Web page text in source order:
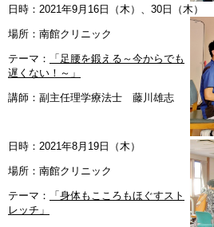
日時：2021年9月16日（木）、30日（木）
場所：南館クリニック
テーマ：
「足腰を鍛える～今からでも
遅くない！～」
講師：副主任理学療法士 藤川雄志
日時：2021年8月19日（木）
場所：南館クリニック
テーマ：
「身体もこころもほぐすスト
レッチ」